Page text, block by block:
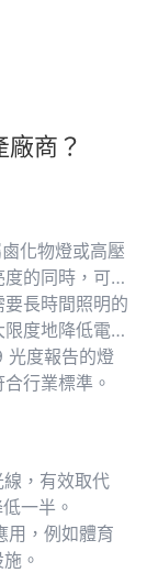
商？
化物燈或高壓
的同時，可降
長時間照明的
度地降低電
光度報告的燈
行業標準。
，有效取代
一半。
用，例如體育
。